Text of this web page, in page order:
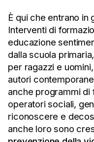
È qui che entrano in
Interventi di
educazione
dalla scuola
per ragazzi e
autori
anche programmi di
operatori sociali,
riconoscere e
anche loro sono